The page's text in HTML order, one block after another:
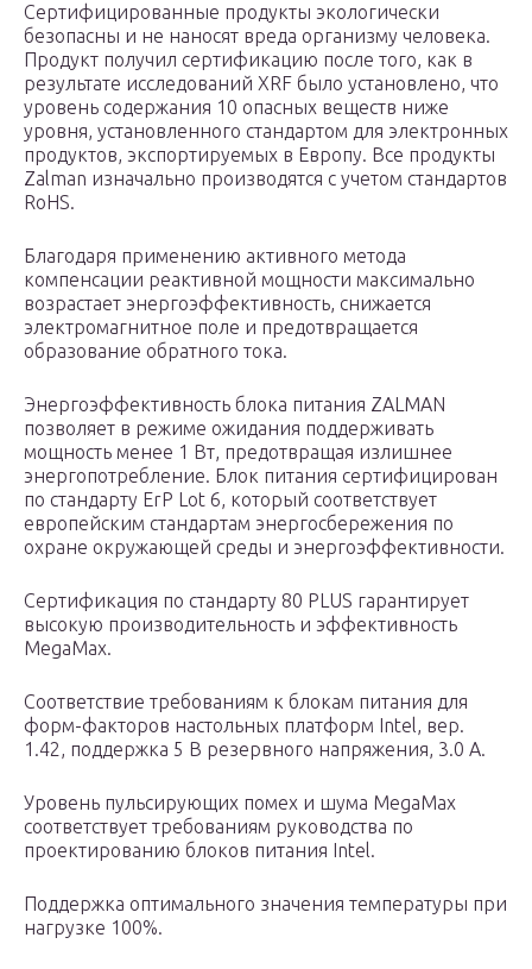
Сертифицированные продукты экологически
безопасны и не наносят вреда организму человека.
Продукт получил сертификацию после того, как в
результате исследований XRF было установлено, что
уровень содержания 10 опасных веществ ниже
уровня, установленного стандартом для электронных
продуктов, экспортируемых в Европу. Все продукты
Zalman изначально производятся с учетом стандартов
RoHS.
Благодаря применению активного метода
компенсации реактивной мощности максимально
возрастает энергоэффективность, снижается
электромагнитное поле и предотвращается
образование обратного тока.
Энергоэффективность блока питания ZALMAN
позволяет в режиме ожидания поддерживать
мощность менее 1 Вт, предотвращая излишнее
энергопотребление. Блок питания сертифицирован
по стандарту ErP Lot 6, который соответствует
европейским стандартам энергосбережения по
охране окружающей среды и энергоэффективности.
Сертификация по стандарту 80 PLUS гарантирует
высокую производительность и эффективность
MegaMax.
Соответствие требованиям к блокам питания для
форм-факторов настольных платформ Intel, вер.
1.42, поддержка 5 В резервного напряжения, 3.0 А.
Уровень пульсирующих помех и шума MegaMax
соответствует требованиям руководства по
проектированию блоков питания Intel.
Поддержка оптимального значения температуры при
нагрузке 100%.